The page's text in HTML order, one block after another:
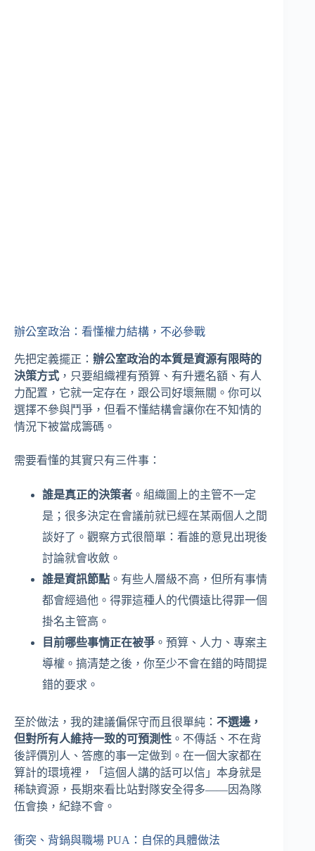
辦公室政治：看懂權力結構，不必參戰
先把定義擺正： 辦公室政治的本質是資源有限時的
決策方式 ，只要組織裡有預算、有升遷名額、有人
力配置，它就一定存在，跟公司好壞無關。你可以
選擇不參與鬥爭，但看不懂結構會讓你在不知情的
情況下被當成籌碼。
需要看懂的其實只有三件事：
誰是真正的決策者 。組織圖上的主管不一定
是；很多決定在會議前就已經在某兩個人之間
談好了。觀察方式很簡單：看誰的意見出現後
討論就會收斂。
誰是資訊節點 。有些人層級不高，但所有事情
都會經過他。得罪這種人的代價遠比得罪一個
掛名主管高。
目前哪些事情正在被爭 。預算、人力、專案主
導權。搞清楚之後，你至少不會在錯的時間提
錯的要求。
至於做法，我的建議偏保守而且很單純： 不選邊，
但對所有人維持一致的可預測性 。不傳話、不在背
後評價別人、答應的事一定做到。在一個大家都在
算計的環境裡，「這個人講的話可以信」本身就是
稀缺資源，長期來看比站對隊安全得多——因為隊
伍會換，紀錄不會。
衝突、背鍋與職場 PUA：自保的具體做法